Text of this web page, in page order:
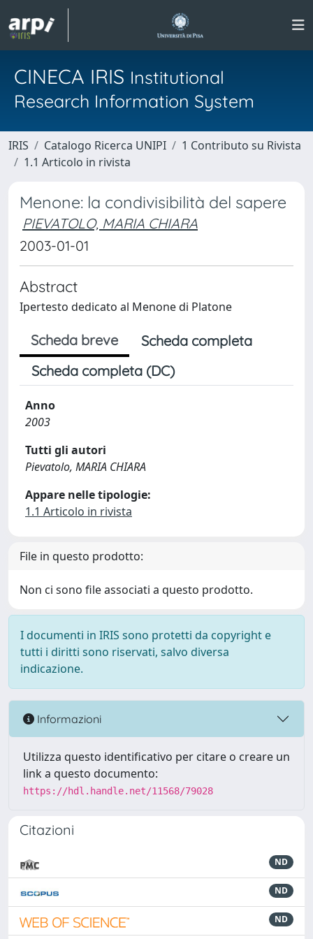
CINECA IRIS Institutional
Research Information System
IRIS Catalogo Ricerca UNIPI
1 Contributo su Rivista
1.1 Articolo in rivista
Menone: la condivisibilità del sapere
PIEVATOLO, MARIA CHIARA
2003-01-01
Abstract
Ipertesto dedicato al Menone di Platone
Scheda breve
Scheda completa
Scheda completa (DC)
Anno
2003
Tutti gli autori
Pievatolo, MARIA CHIARA
Appare nelle tipologie:
1.1 Articolo in rivista
File in questo prodotto:
Non ci sono file associati a questo prodotto.
I documenti in IRIS sono protetti da copyright e
tutti i diritti sono riservati, salvo diversa
indicazione.
Informazioni
Utilizza questo identificativo per citare o creare un
link a questo documento:
https://hdl.handle.net/11568/79028
Citazioni
ND
ND
ND